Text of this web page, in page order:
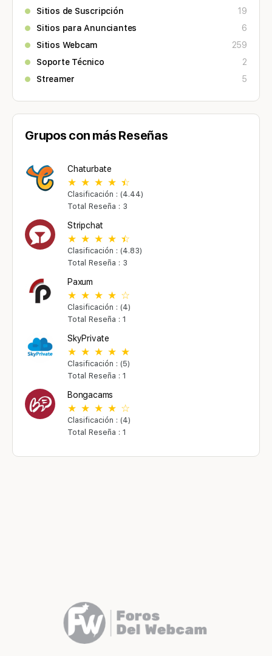
Sitios de Suscripción
19
Sitios para Anunciantes
6
Sitios Webcam
259
Soporte Técnico
2
Streamer
5
Grupos con más Reseñas
Chaturbate
Clasificación : (4.44)
Total Reseña : 3
Stripchat
Clasificación : (4.83)
Total Reseña : 3
Paxum
Clasificación : (4)
Total Reseña : 1
SkyPrivate
Clasificación : (5)
Total Reseña : 1
Bongacams
Clasificación : (4)
Total Reseña : 1